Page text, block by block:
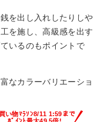
を出し入れしたりしや
を施し、高級感を出す
いるのもポイントで
なカラーバリエーショ